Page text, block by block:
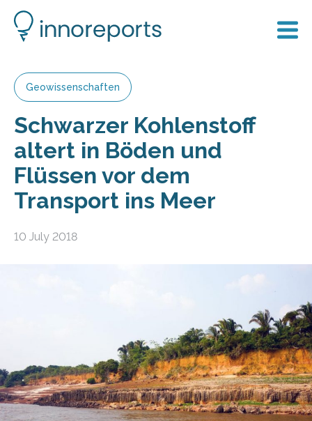
Geowissenschaften
Schwarzer Kohlenstoff
altert in Böden und
Flüssen vor dem
Transport ins Meer
10 July 2018